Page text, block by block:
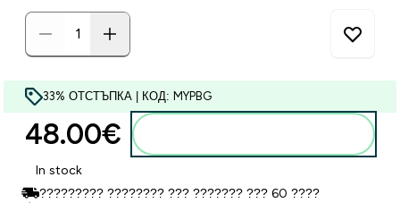
33% ОТСТЪПКА | КОД: MYPBG
48.00€‎
In stock
????????? ???????? ??? ??????? ??? 60 ????